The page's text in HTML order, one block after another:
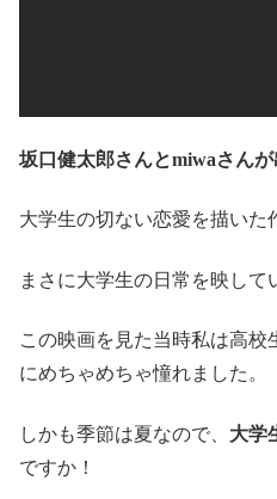
坂口健太郎さんとmiwaさんが
大学生の切ない恋愛を描いた
まさに大学生の日常を映して
この映画を見た当時私は高
にめちゃめちゃ憧れました。
しかも季節は夏なので、 大学
ですか！